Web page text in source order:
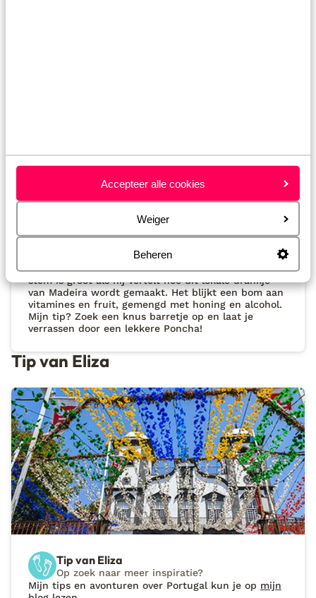
Accepteer alle cookies
Weiger
Beheren
Drink Poncha
als mijn goede vriend Pablo op Madeira me hun
lokale drankje Poncha voorschotelt. De trots in zijn
stem is groot als hij vertelt hoe dit lokale drankje
van Madeira wordt gemaakt. Het blijkt een bom aan
vitamines en fruit, gemengd met honing en alcohol.
Mijn tip? Zoek een knus barretje op en laat je
verrassen door een lekkere Poncha!
Tip van Eliza
Tip van Eliza
Op zoek naar meer inspiratie?
Mijn tips en avonturen over Portugal kun je op mijn